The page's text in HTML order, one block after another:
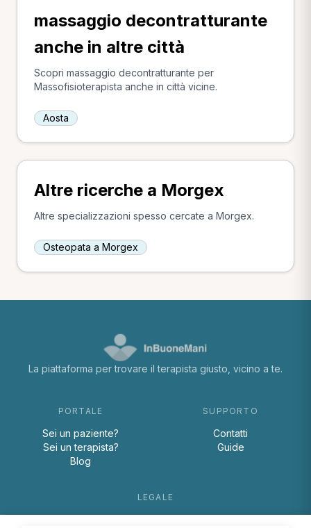
massaggio decontratturante
anche in altre città
Scopri massaggio decontratturante per
Massofisioterapista anche in città vicine.
Aosta
Altre ricerche a Morgex
Altre specializzazioni spesso cercate a Morgex.
Osteopata a Morgex
La piattaforma per trovare il terapista giusto, vicino a te.
PORTALE
Sei un paziente?
Sei un terapista?
Blog
SUPPORTO
Contatti
Guide
LEGALE